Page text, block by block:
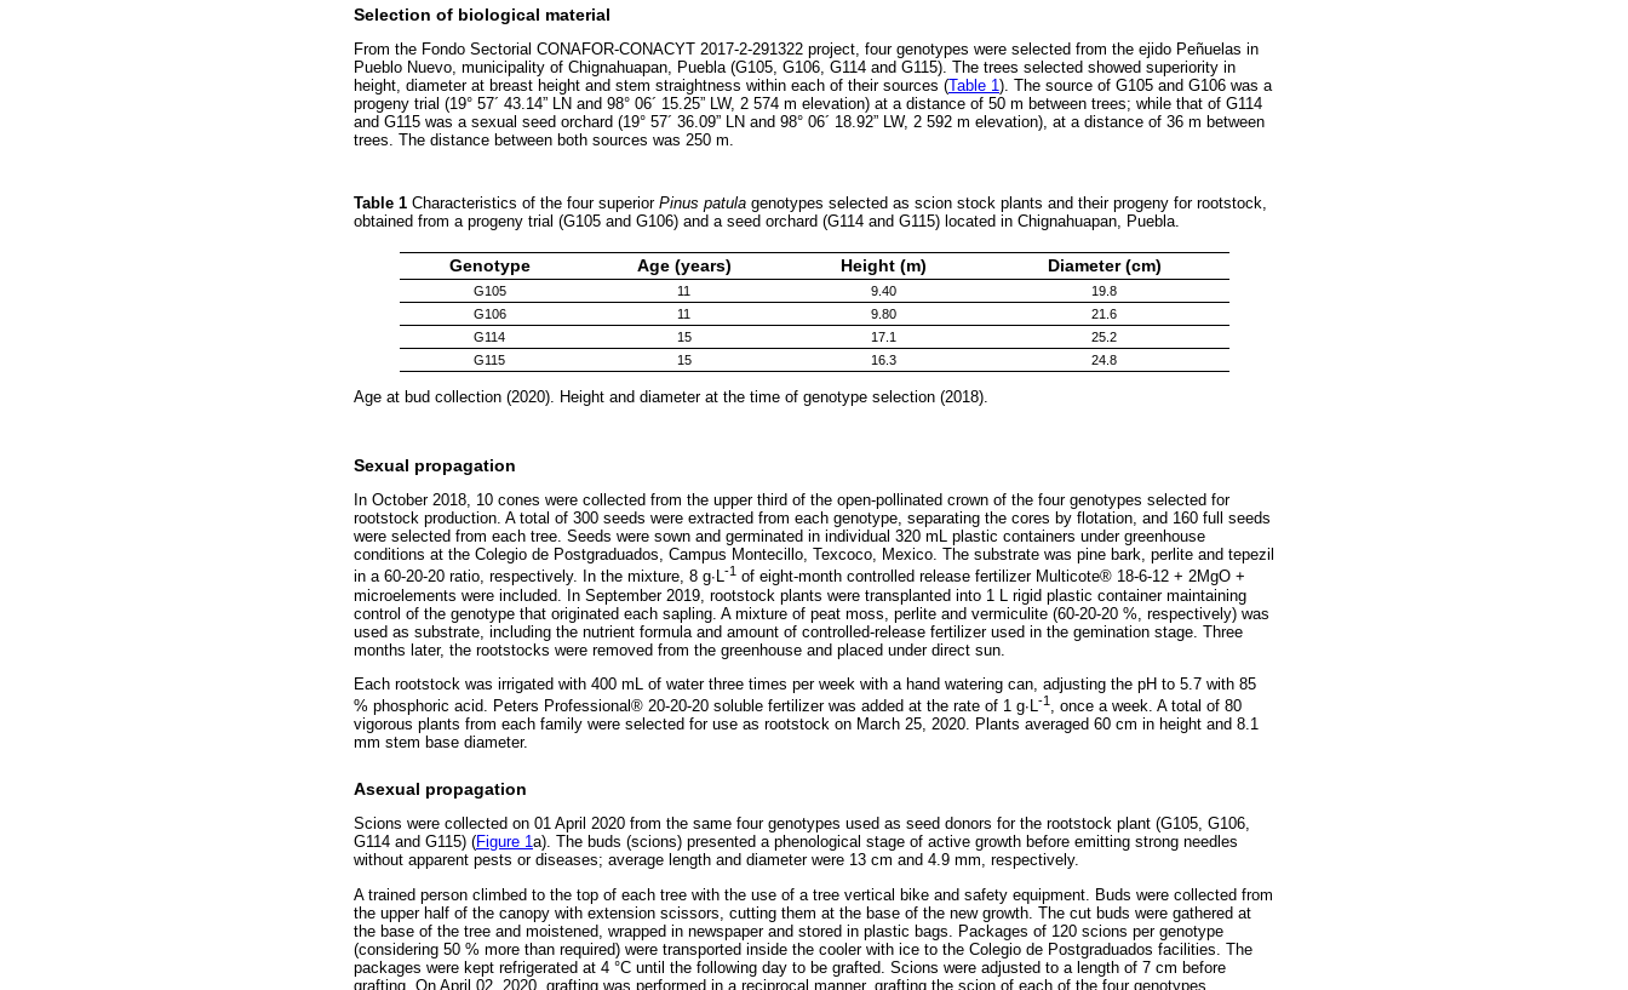
Selection of biological material
From the Fondo Sectorial CONAFOR-CONACYT 2017-2-291322 project, four genotypes were selected from the ejido Peñuelas in
Pueblo Nuevo, municipality of Chignahuapan, Puebla (G105, G106, G114 and G115). The trees selected showed superiority in
height, diameter at breast height and stem straightness within each of their sources (Table 1). The source of G105 and G106 was a
progeny trial (19° 57´ 43.14” LN and 98° 06´ 15.25” LW, 2 574 m elevation) at a distance of 50 m between trees; while that of G114
and G115 was a sexual seed orchard (19° 57´ 36.09” LN and 98° 06´ 18.92” LW, 2 592 m elevation), at a distance of 36 m between
trees. The distance between both sources was 250 m.
Table 1 Characteristics of the four superior Pinus patula genotypes selected as scion stock plants and their progeny for rootstock,
obtained from a progeny trial (G105 and G106) and a seed orchard (G114 and G115) located in Chignahuapan, Puebla.
Genotype Age (years) Height (m) Diameter (cm)
G105 11 9.40
19.8
G106
11 9.80
21.6
G114
15 17.1
25.2
G115
15 16.3 24.8
Age at bud collection (2020). Height and diameter at the time of genotype selection (2018).
Sexual propagation
In October 2018, 10 cones were collected from the upper third of the open-pollinated crown of the four genotypes selected for
rootstock production. A total of 300 seeds were extracted from each genotype, separating the cores by flotation, and 160 full seeds
were selected from each tree. Seeds were sown and germinated in individual 320 mL plastic containers under greenhouse
conditions at the Colegio de Postgraduados, Campus Montecillo, Texcoco, Mexico. The substrate was pine bark, perlite and tepezil
in a 60-20-20 ratio, respectively. In the mixture, 8 g∙L-1 of eight-month controlled release fertilizer Multicote® 18-6-12 + 2MgO +
microelements were included. In September 2019, rootstock plants were transplanted into 1 L rigid plastic container maintaining
control of the genotype that originated each sapling. A mixture of peat moss, perlite and vermiculite (60-20-20 %, respectively) was
used as substrate, including the nutrient formula and amount of controlled-release fertilizer used in the gemination stage. Three
months later, the rootstocks were removed from the greenhouse and placed under direct sun.
Each rootstock was irrigated with 400 mL of water three times per week with a hand watering can, adjusting the pH to 5.7 with 85
% phosphoric acid. Peters Professional® 20-20-20 soluble fertilizer was added at the rate of 1 g∙L-1 , once a week. A total of 80
vigorous plants from each family were selected for use as rootstock on March 25, 2020. Plants averaged 60 cm in height and 8.1
mm stem base diameter.
Asexual propagation
Scions were collected on 01 April 2020 from the same four genotypes used as seed donors for the rootstock plant (G105, G106,
G114 and G115) (Figure 1a). The buds (scions) presented a phenological stage of active growth before emitting strong needles
without apparent pests or diseases; average length and diameter were 13 cm and 4.9 mm, respectively.
A trained person climbed to the top of each tree with the use of a tree vertical bike and safety equipment. Buds were collected from
the upper half of the canopy with extension scissors, cutting them at the base of the new growth. The cut buds were gathered at
the base of the tree and moistened, wrapped in newspaper and stored in plastic bags. Packages of 120 scions per genotype
(considering 50 % more than required) were transported inside the cooler with ice to the Colegio de Postgraduados facilities. The
packages were kept refrigerated at 4 °C until the following day to be grafted. Scions were adjusted to a length of 7 cm before
grafting. On April 02, 2020, grafting was performed in a reciprocal manner, grafting the scion of each of the four genotypes